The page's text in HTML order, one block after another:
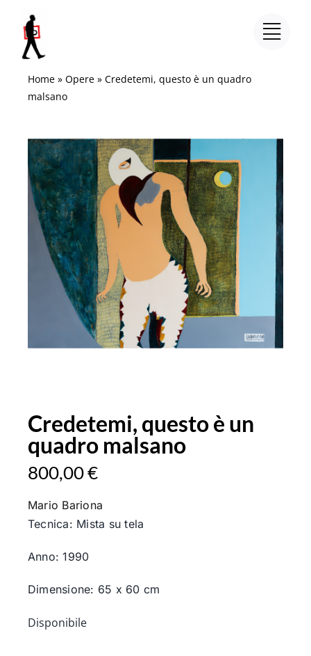
contenuto
Home» Opere» Credetemi, questo è un quadro
malsano
Credetemi, questo è un
quadro malsano
800,00€
Mario Bariona
Tecnica: Mista su tela
Anno: 1990
Dimensione: 65 x 60 cm
Disponibile